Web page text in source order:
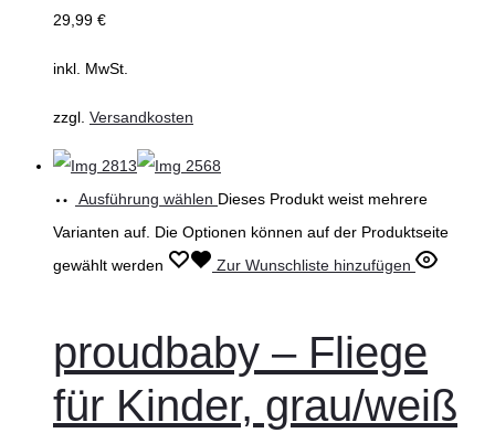
29,99 €
inkl. MwSt.
zzgl. Versandkosten
Ausführung wählen Dieses Produkt weist mehrere
Varianten auf. Die Optionen können auf der Produktseite
gewählt werden
Zur Wunschliste hinzufügen
proudbaby – Fliege
für Kinder, grau/weiß